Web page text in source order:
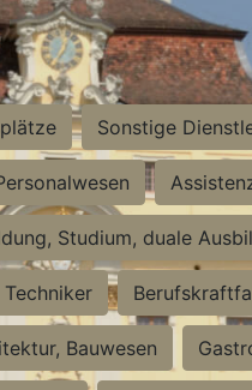
Sonstige
Studium, duale
Bauwesen